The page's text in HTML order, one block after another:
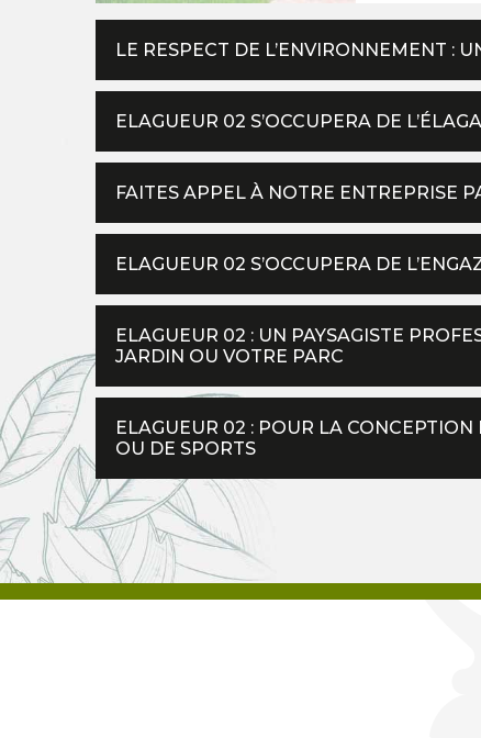
LE RESPECT DE L’ENVIRONNEMENT :
ELAGUEUR 02 S’OCCUPERA DE
FAITES APPEL À NOTRE ENTREPRISE
ELAGUEUR 02 S’OCCUPERA DE
ELAGUEUR 02 : UN PAYSAGISTE
JARDIN OU VOTRE PARC
ELAGUEUR 02 : POUR LA
OU DE SPORTS